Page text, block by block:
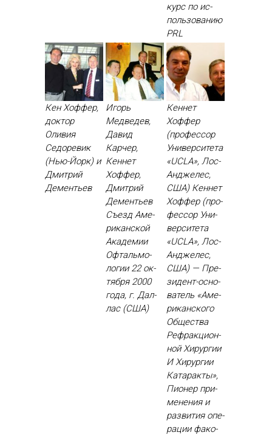
курс по ис­
поль­зо­ванию
PRL
Кен Хоффер,
доктор
Оливия
Седоревик
(Нью-Йорк) и
Дмитрий
Дементьев
Игорь
Медведев,
Давид
Карчер,
Кеннет
Хоффер,
Дмитрий
Дементьев
Съ­езд Аме­
рикан­ской
Ака­демии
Оф­таль­мо­
логии 22 ок­
тября 2000
го­да, г. Дал­
лас (США)
Кеннет
Хоффер
(профессор
Университета
«UCLA», Лос-
Анджелес,
США) Кен­нет
Хоф­фер (про­
фес­сор Уни­
вер­си­тета
«UCLA», Лос-
Ан­дже­лес,
США) — Пре­
зидент-ос­но­
ватель «Аме­
рикан­ско­го
Об­щес­тва
Реф­ракци­он­
ной Хи­рур­гии
И Хи­рур­гии
Ка­тарак­ты»,
Пи­онер при­
мене­ния и
раз­ви­тия опе­
рации фа­ко­